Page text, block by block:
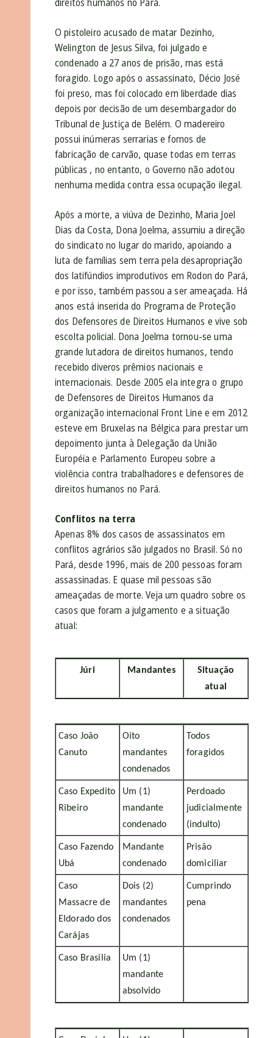
O pistoleiro acusado de matar Dezinho,
Welington de Jesus Silva, foi julgado e
condenado a 27 anos de prisão, mas está
foragido. Logo após o assassinato, Décio José
foi preso, mas foi colocado em liberdade dias
depois por decisão de um desembargador do
Tribunal de Justiça de Belém. O madereiro
possui inúmeras serrarias e fornos de
fabricação de carvão, quase todas em terras
públicas , no entanto, o Governo não adotou
nenhuma medida contra essa ocupação ilegal.
Após a morte, a viúva de Dezinho, Maria Joel
Dias da Costa, Dona Joelma, assumiu a direção
do sindicato no lugar do marido, apoiando a
luta de famílias sem terra pela desapropriação
dos latifúndios improdutivos em Rodon do Pará,
e por isso, também passou a ser ameaçada. Há
anos está inserida do Programa de Proteção
dos Defensores de Direitos Humanos e vive sob
escolta policial. Dona Joelma tornou-se uma
grande lutadora de direitos humanos, tendo
recebido diveros prêmios nacionais e
internacionais. Desde 2005 ela integra o grupo
de Defensores de Direitos Humanos da
organização internacional Front Line e em 2012
esteve em Bruxelas na Bélgica para prestar um
depoimento junta à Delegação da União
Européia e Parlamento Europeu sobre a
violência contra trabalhadores e defensores de
direitos humanos no Pará.
Conflitos na terra
Apenas 8% dos casos de assassinatos em
conflitos agrários são julgados no Brasil. Só no
Pará, desde 1996, mais de 200 pessoas foram
assassinadas. E quase mil pessoas são
ameaçadas de morte. Veja um quadro sobre os
casos que foram a julgamento e a situação
atual:
Júri Mandantes
Situação
atual
Caso João
Canuto
Oito
mandantes
condenados
Todos
foragidos
Caso Expedito
Ribeiro
Um (1)
mandante
condenado
Perdoado
judicialmente
(indulto)
Caso Fazendo
Ubá
Mandante
condenado
Prisão
domiciliar
Caso
Massacre de
Eldorado dos
Carájas
Dois (2)
mandantes
condenados
Cumprindo
pena
Caso Brasilia
Um (1)
mandante
absolvido